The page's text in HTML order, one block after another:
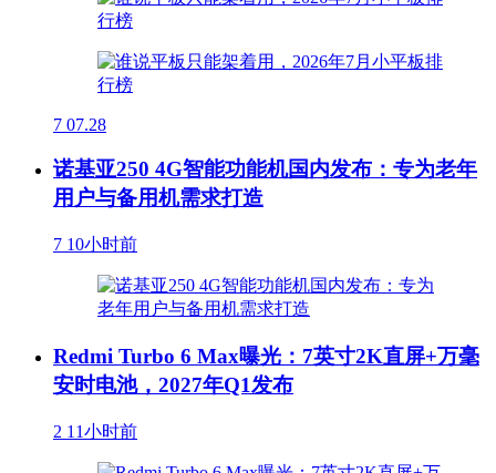
7 07.28
诺基亚250 4G智能功能机国内发布：专为老年
用户与备用机需求打造
7 10小时前
Redmi Turbo 6 Max曝光：7英寸2K直屏+万毫
安时电池，2027年Q1发布
2 11小时前